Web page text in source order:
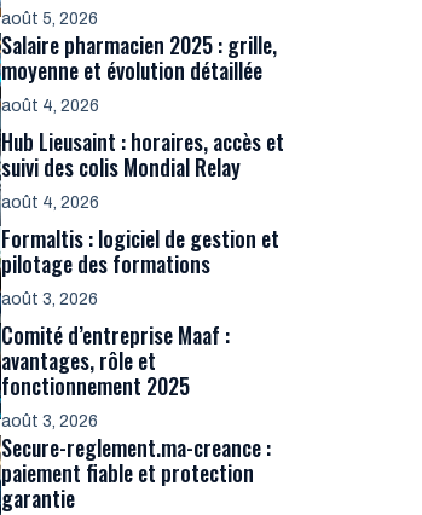
août 5, 2026
Salaire pharmacien 2025 : grille,
moyenne et évolution détaillée
août 4, 2026
Hub Lieusaint : horaires, accès et
suivi des colis Mondial Relay
août 4, 2026
Formaltis : logiciel de gestion et
pilotage des formations
août 3, 2026
Comité d’entreprise Maaf :
avantages, rôle et
fonctionnement 2025
août 3, 2026
Secure-reglement.ma-creance :
paiement fiable et protection
garantie